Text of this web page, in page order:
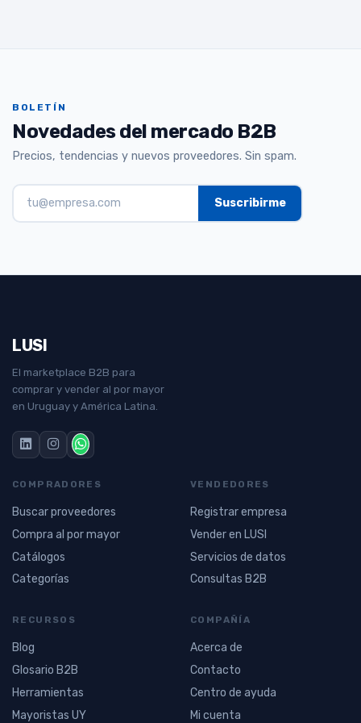
BOLETÍN
Novedades del mercado B2B
Precios, tendencias y nuevos proveedores. Sin spam.
LUSI
El marketplace B2B para
comprar y vender al por mayor
en Uruguay y América Latina.
COMPRADORES
Buscar proveedores
Compra al por mayor
Catálogos
Categorías
VENDEDORES
Registrar empresa
Vender en LUSI
Servicios de datos
Consultas B2B
RECURSOS
Blog
Glosario B2B
Herramientas
Mayoristas UY
COMPAÑÍA
Acerca de
Contacto
Centro de ayuda
Mi cuenta